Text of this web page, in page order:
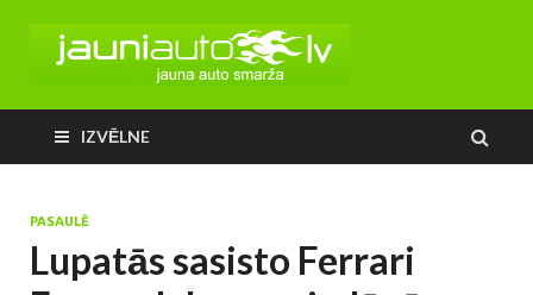
IZVĒLNE
PASAULĒ
Lupatās sasisto Ferrari